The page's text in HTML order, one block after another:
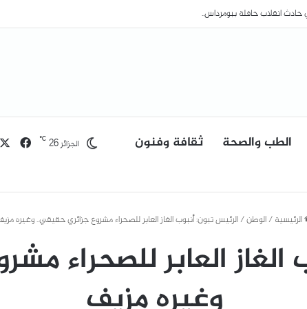
الطب والصحة ثقافة وفنون الجزائر26
℃
الرئيسية / الوطن/ الرئيس تبون: أنبوب الغاز العابر للصحراء مشروع جزائري حقيقي.. وغيره
العابر للصحراء